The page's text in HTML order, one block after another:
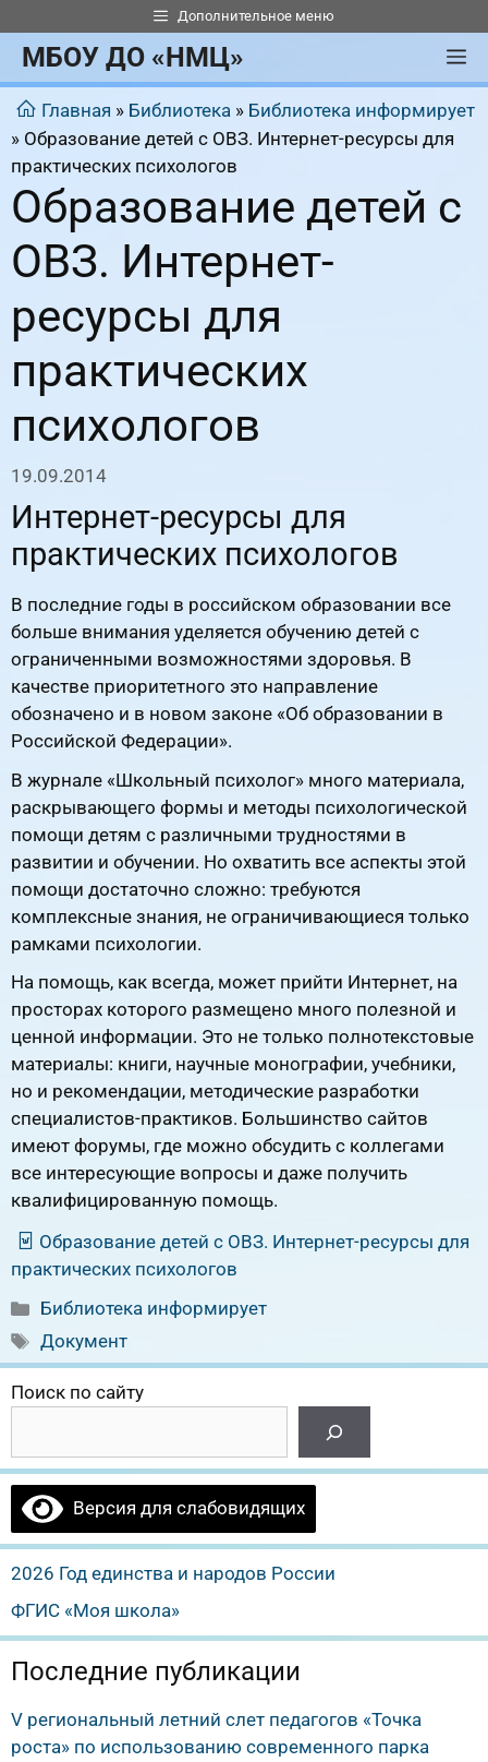
к
содержимому
Дополнительное меню
МБОУ ДО «НМЦ»
Главная » Библиотека » Библиотека информирует
» Образование детей с ОВЗ. Интернет-ресурсы для
практических психологов
Образование детей с
ОВЗ. Интернет-
ресурсы для
практических
психологов
19.09.2014
Интернет-ресурсы для
практических психологов
В последние годы в российском образовании все
больше внимания уделяется обучению детей с
ограниченными возможностями здоровья. В
качестве приоритетного это направление
обозначено и в новом законе «Об образовании в
Российской Федерации».
В журнале «Школьный психолог» много материала,
раскрывающего формы и методы психологической
помощи детям с различными трудностями в
развитии и обучении. Но охватить все аспекты этой
помощи достаточно сложно: требуются
комплексные знания, не ограничивающиеся только
рамками психологии.
На помощь, как всегда, может прийти Интернет, на
просторах которого размещено много полезной и
ценной информации. Это не только полнотекстовые
материалы: книги, научные монографии, учебники,
но и рекомендации, методические разработки
специалистов-практиков. Большинство сайтов
имеют форумы, где можно обсудить с коллегами
все интересующие вопросы и даже получить
квалифицированную помощь.
Образование детей с ОВЗ. Интернет-ресурсы для
практических психологов
Рубрики
Библиотека информирует
Метки
Документ
Поиск по сайту
Версия для слабовидящих
2026 Год единства и народов России
ФГИС «Моя школа»
Последние публикации
V региональный летний слет педагогов «Точка
роста» по использованию современного парка